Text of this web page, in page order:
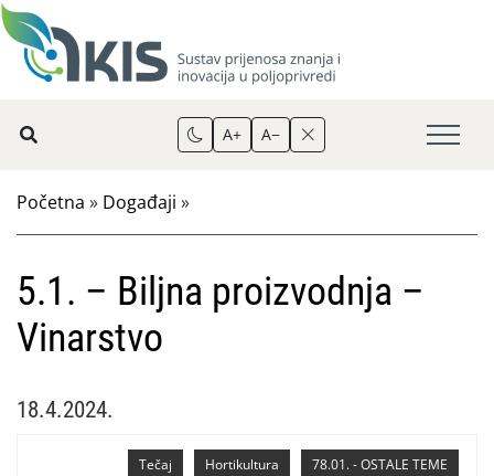
A+ A−
Početna » Događaji »
5.1. – Biljna proizvodnja –
Vinarstvo
18.4.2024.
78.01. - OSTALE TEME
Hortikultura
Tečaj